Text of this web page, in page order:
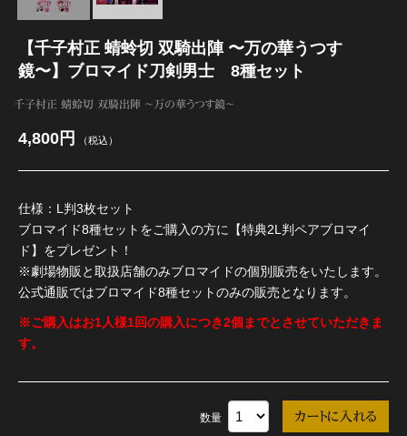
【千子村正 蜻蛉切 双騎出陣 〜万の華うつす
鏡〜】ブロマイド刀剣男士 8種セット
千子村正 蜻蛉切 双騎出陣 〜万の華うつす鏡〜
4,800円 （税込）
仕様：L判3枚セット
ブロマイド8種セットをご購入の方に【特典2L判ペアブロマイ
ド】をプレゼント！
※劇場物販と取扱店舗のみブロマイドの個別販売をいたします。
公式通販ではブロマイド8種セットのみの販売となります。​
※ご購入はお1人様1回の購入につき2個までとさせていただきま
す。
数量